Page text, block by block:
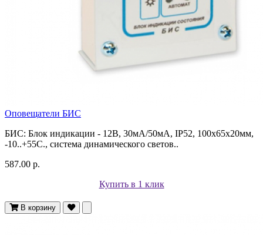
Оповещатели БИС
БИС: Блок индикации - 12В, 30мА/50мА, IP52, 100х65х20мм,
-10..+55С., система динамического светов..
587.00 р.
Купить в 1 клик
В корзину